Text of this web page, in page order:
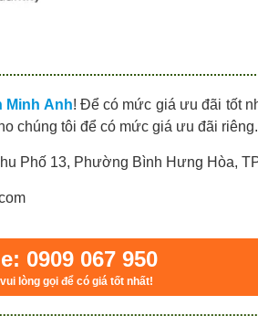
Minh Anh! Để có mức giá ưu đãi tốt
chúng tôi để có mức giá ưu đãi riêng.
Phố 13, Phường Bình Hưng Hòa,
0909 067 950
lòng gọi để có giá tốt nhất!